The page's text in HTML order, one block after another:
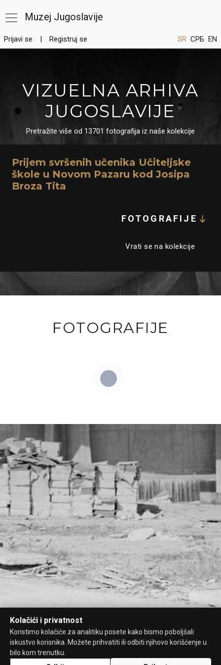
Muzej Jugoslavije
Prijavi se Registruj se SR СРБ EN
VIZUELNA ARHIVA
JUGOSLAVIJE
Pretražite više od 13701 fotografija iz naše kolekcije
Prijem svršenih učenika Učiteljske
škole u Novom Pazaru kod Josipa
Broza Tita
FOTOGRAFIJE
Vrati se na kolekcije
FOTOGRAFIJE
Kolačići i privatnost
Koristimo kolačiće za analitiku posete kako bismo poboljšali
iskustvo korisnika. Možete prihvatiti ili odbiti njihovo korišćenje u
bilo kom trenutku.